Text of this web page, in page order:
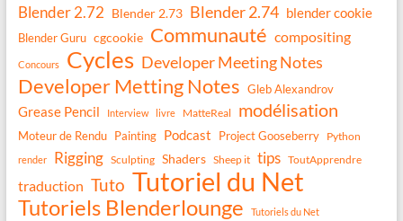
Blender 2.72 Blender 2.73 Blender 2.74 blender cookie
Blender Guru cgcookie Communauté compositing
Concours Cycles Developer Meeting Notes
Developer Metting Notes Gleb Alexandrov
Grease Pencil Interview livre MatteReal modélisation
Moteur de Rendu Painting Podcast Project Gooseberry Python
render Rigging Sculpting Shaders Sheep it tips ToutApprendre
traduction Tuto Tutoriel du Net
Tutoriels Blenderlounge Tutoriels du Net